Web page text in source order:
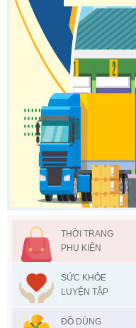
THỜI TRANG
PHỤ KIỆN
SỨC KHỎE
LUYỆN TẬP
ĐỒ DÙNG